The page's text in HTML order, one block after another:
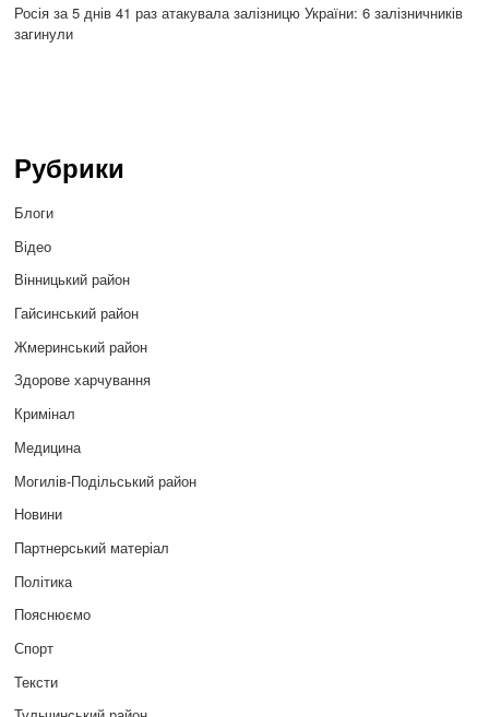
Росія за 5 днів 41 раз атакувала залізницю України: 6 залізничників
загинули
Рубрики
Блоги
Відео
Вінницький район
Гайсинський район
Жмеринський район
Здорове харчування
Кримінал
Медицина
Могилів-Подільський район
Новини
Партнерський матеріал
Політика
Пояснюємо
Спорт
Тексти